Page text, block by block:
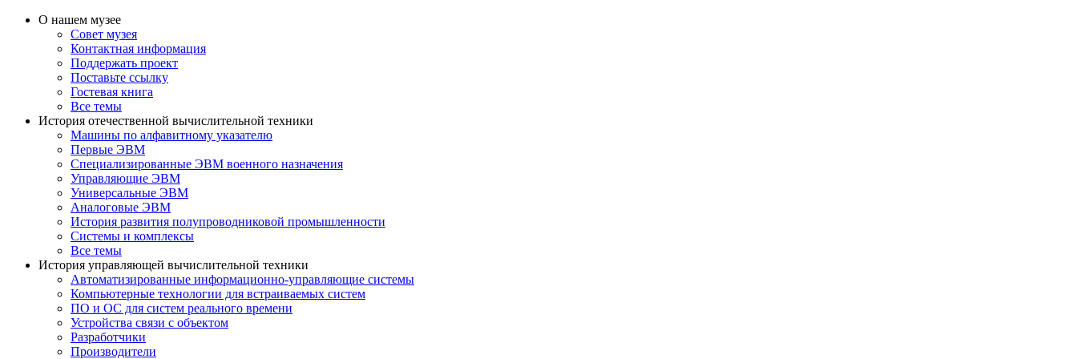
О нашем музее
Совет музея
Контактная информация
Поддержать проект
Поставьте ссылку
Гостевая книга
Все темы
История отечественной вычислительной техники
Машины по алфавитному указателю
Первые ЭВМ
Специализированные ЭВМ военного назначения
Управляющие ЭВМ
Универсальные ЭВМ
Аналоговые ЭВМ
История развития полупроводниковой промышленности
Системы и комплексы
Все темы
История управляющей вычислительной техники
Автоматизированные информационно-управляющие системы
Компьютерные технологии для встраиваемых систем
ПО и ОС для систем реального времени
Устройства связи с объектом
Разработчики
Производители